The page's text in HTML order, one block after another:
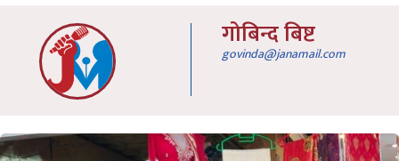
गोबिन्द बिष्ट
govinda@janamail.com